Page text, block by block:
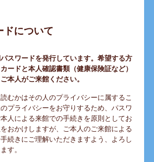
ドについて
スワードを発行しています。希望する方
ードと本人確認書類（健康保険証など）
本人がご来館ください。
むかはその人のプライバシーに属するこ
プライバシーをお守りするため、パスワ
人による来館での手続きを原則としてお
おかけしますが、ご本人のご来館による
続きにご理解いただきますよう、よろし
す。